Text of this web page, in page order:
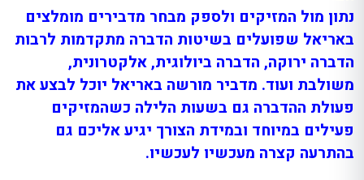
נתון מול המזיקים ולספק מבחר מדבירים מומלצים
באריאל שפועלים בשיטות הדברה מתקדמות לרבות
הדברה ירוקה, הדברה ביולוגית, אלקטרונית,
משולבת ועוד. מדביר מורשה באריאל יוכל לבצע את
פעולת ההדברה גם בשעות הלילה כשהמזיקים
פעילים במיוחד ובמידת הצורך יגיע אליכם גם
בהתרעה קצרה מעכשיו לעכשיו.